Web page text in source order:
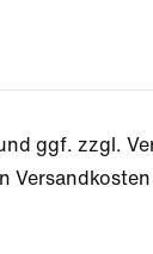
ggf. zzgl.